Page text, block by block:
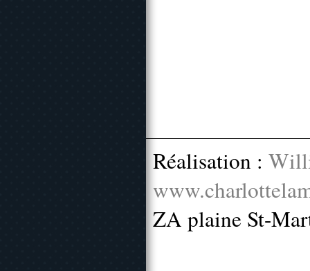
Réalisation :
ZA plaine St-